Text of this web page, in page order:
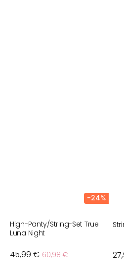
-24%
High-Panty/String-Set True
Luna Night
Normaler
60,98 €Verkaufspreis
45,99 €